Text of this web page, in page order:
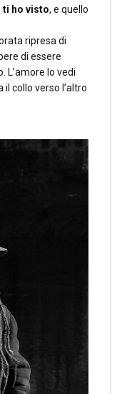
ti ho visto, e quello
ripresa di
di essere
L’amore lo vedi
collo verso l’altro